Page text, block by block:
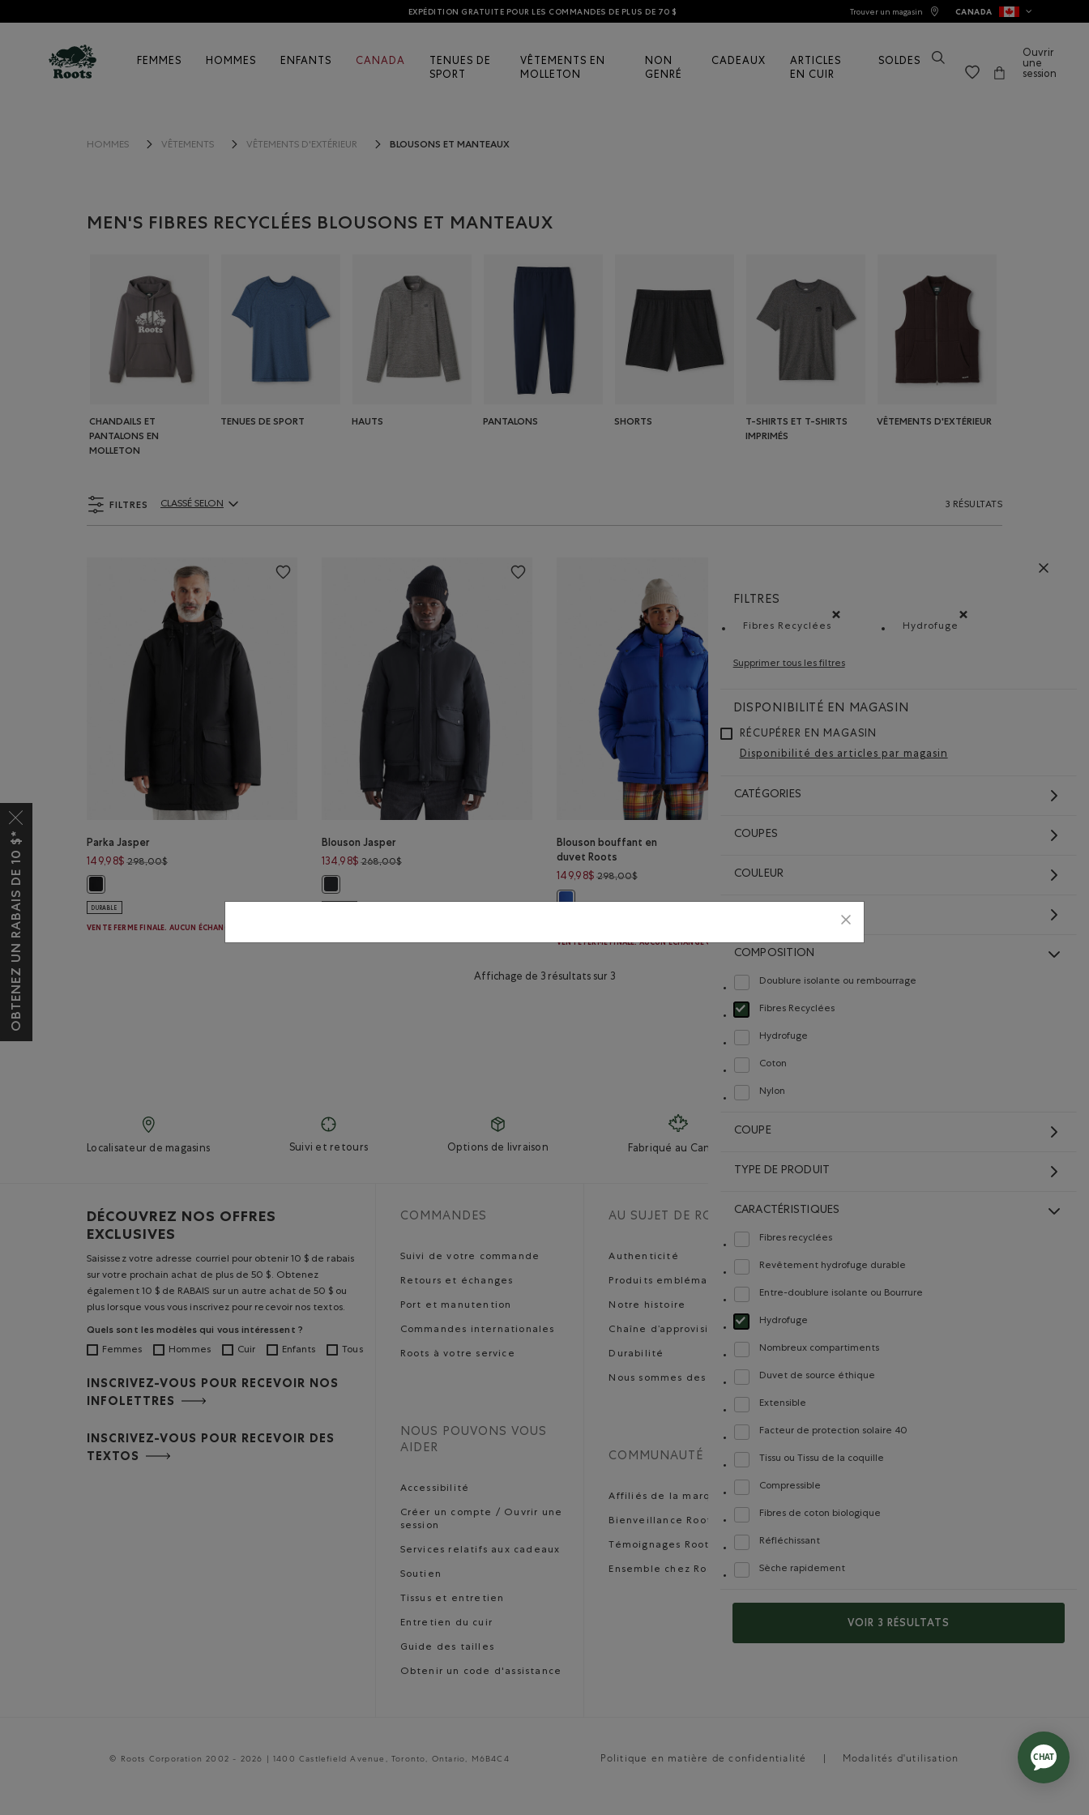
EXPÉDITION GRATUITE POUR LES COMMANDES DE PLUS DE 70 $ Trouver un magasin CANADA
FEMMES HOMMES ENFANTS CANADA
TENUES DE
SPORT
VÊTEMENTS EN
MOLLETON
NON
GENRÉ
CADEAUX
ARTICLES
EN CUIR
SOLDES
Ouvrir
une
session
HOMMES VÊTEMENTS VÊTEMENTS D'EXTÉRIEUR BLOUSONS ET MANTEAUX
MEN'S FIBRES RECYCLÉES BLOUSONS ET MANTEAUX
CHANDAILS ET
PANTALONS EN
MOLLETON
TENUES DE SPORT HAUTS PANTALONS SHORTS
T-SHIRTS ET T-SHIRTS
IMPRIMÉS
VÊTEMENTS D'EXTÉRIEUR
FILTRES
ClassÃ© selon Articles:
CLASSÉ SELON 3 RÉSULTATS
FILTRES
Fibres Recyclées
Hydrofuge
Supprimer tous les filtres
DISPONIBILITÉ EN MAGASIN
RÉCUPÉRER EN MAGASIN
Disponibilité des articles par magasin
CATÉGORIES
COUPES
COULEUR
COMPOSITION
Doublure isolante ou rembourrage
Classer selon Composition : Doublureisolanteourembourrage(InsulationorFill)
Fibres Recyclées
Choisir Classé selon Composition : FibresRecyclées(RecycledFibres)
Hydrofuge
Classer selon Composition : Hydrofuge(WaterRepellent/Resistent)
Coton
Classer selon Composition : Coton(Cotton)
Nylon
Classer selon Composition : Nylon(Nylon)
COUPE
TYPE DE PRODUIT
CARACTÉRISTIQUES
Fibres recyclées
Classer selon Caractéristiques : Fibres recyclées
Revêtement hydrofuge durable
Classer selon Caractéristiques : Revêtement hydrofuge durable
Entre-doublure isolante ou Bourrure
Classer selon Caractéristiques : Entre-doublure isolante ou Bourrure
Hydrofuge
Choisir Classé selon Caractéristiques : Hydrofuge
Nombreux compartiments
Classer selon Caractéristiques : Nombreux compartiments
Duvet de source éthique
Classer selon Caractéristiques : Duvet de source éthique
Extensible
Classer selon Caractéristiques : Extensible
Facteur de protection solaire 40
Classer selon Caractéristiques : Facteur de protection solaire 40
Tissu ou Tissu de la coquille
Classer selon Caractéristiques : Tissu ou Tissu de la coquille
Compressible
Classer selon Caractéristiques : Compressible
Fibres de coton biologique
Classer selon Caractéristiques : Fibres de coton biologique
Réfléchissant
Classer selon Caractéristiques : Réfléchissant
Sèche rapidement
Classer selon Caractéristiques : Sèche rapidement
VOIR 3 RÉSULTATS
Parka Jasper
149,98$ 298,00$Prix réduit de 298,00$ à 149,98$
DURABLE
VENTE FERME FINALE. AUCUN ÉCHANGE OU RETOUR.
Blouson Jasper
134,98$ 268,00$Prix réduit de 268,00$ à 134,98$
Blouson bouffant en
duvet Roots
149,98$ 298,00$Prix réduit de 298,00$ à 149,98$
VENTE FERME FINALE. AUCUN ÉCHANGE OU RETOUR.
Affichage de 3 résultats sur 3
Localisateur de magasins Suivi et retours Options de livraison Fabriqué au Canada
DÉCOUVREZ NOS OFFRES
EXCLUSIVES
Saisissez votre adresse courriel pour obtenir 10 $ de rabais
sur votre prochain achat de plus de 50 $. Obtenez
également 10 $ de RABAIS sur un autre achat de 50 $ ou
plus lorsque vous vous inscrivez pour recevoir nos textos.
Quels sont les modèles qui vous intéressent ?
Femmes Hommes Cuir Enfants Tous
INSCRIVEZ-VOUS POUR RECEVOIR NOS
INFOLETTRES
INSCRIVEZ-VOUS POUR RECEVOIR DES
TEXTOS
COMMANDES
Suivi de votre commande
Retours et échanges
Port et manutention
Commandes internationales
Roots à votre service
NOUS POUVONS VOUS
AIDER
Accessibilité
Créer un compte / Ouvrir une
session
Services relatifs aux cadeaux
Soutien
Tissus et entretien
Entretien du cuir
Guide des tailles
Obtenir un code d'assistance
AU SUJET DE ROOTS
Authenticité
Produits emblématiques
Notre histoire
Chaîne d’approvisionnement
Durabilité
Nous sommes des artisans
COMMUNAUTÉ
Affiliés de la marque
Bienveillance Roots
Témoignages Roots
Ensemble chez Roots
COMMUNIQUEZ AVEC NOUS
Débouchés internationaux
interentreprises
© Roots Corporation 2002 - 2026 | 1400 Castlefield Avenue, Toronto, Ontario, M6B4C4 Politique en matière de confidentialité Modalités d'utilisation
OBTENEZ UN RABAIS DE 10 $*